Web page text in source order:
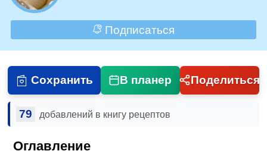
Подписаться
Сохранить В планер Поделиться
79 добавлений в книгу рецептов
Оглавление